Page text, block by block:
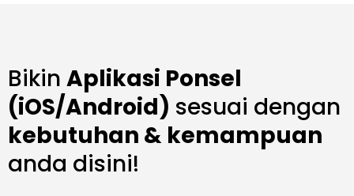
Bikin Aplikasi Ponsel
(iOS/Android) sesuai dengan
kebutuhan & kemampuan
anda disini!